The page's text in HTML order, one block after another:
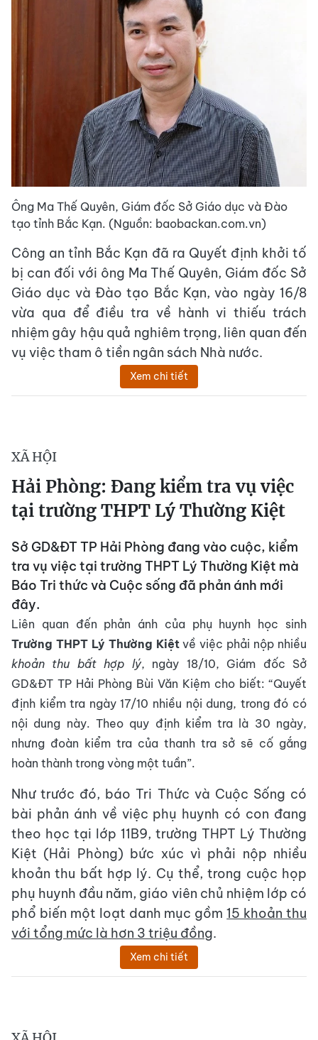
Ông Ma Thế Quyên, Giám đốc Sở Giáo dục và Đào
tạo tỉnh Bắc Kạn. (Nguồn: baobackan.com.vn)
Công an tỉnh Bắc Kạn đã ra Quyết định khởi tố
bị can đối với ông Ma Thế Quyên, Giám đốc Sở
Giáo dục và Đào tạo Bắc Kạn, vào ngày 16/8
vừa qua để điều tra về hành vi thiếu trách
nhiệm gây hậu quả nghiêm trọng, liên quan đến
vụ việc tham ô tiền ngân sách Nhà nước.
Xem chi tiết
XÃ HỘI
Hải Phòng: Đang kiểm tra vụ việc
tại trường THPT Lý Thường Kiệt
Sở GD&ĐT TP Hải Phòng đang vào cuộc, kiểm
tra vụ việc tại trường THPT Lý Thường Kiệt mà
Báo Tri thức và Cuộc sống đã phản ánh mới
đây.
Liên quan đến phản ánh của phụ huynh học sinh
Trường THPT Lý Thường Kiệtvề việc phải nộp nhiều
khoản thu bất hợp lý, ngày 18/10, Giám đốc Sở
GD&ĐT TP Hải Phòng Bùi Văn Kiệm cho biết: “Quyết
định kiểm tra ngày 17/10 nhiều nội dung, trong đó có
nội dung này. Theo quy định kiểm tra là 30 ngày,
nhưng đoàn kiểm tra của thanh tra sở sẽ cố gắng
hoàn thành trong vòng một tuần”.
Như trước đó, báo Tri Thức và Cuộc Sống có
bài phản ánh về việc phụ huynh có con đang
theo học tại lớp 11B9, trường THPT Lý Thường
Kiệt (Hải Phòng) bức xúc vì phải nộp nhiều
khoản thu bất hợp lý. Cụ thể, trong cuộc họp
phụ huynh đầu năm, giáo viên chủ nhiệm lớp có
phổ biến một loạt danh mục gồm15 khoản thu
với tổng mức là hơn 3 triệu đồng.
Xem chi tiết